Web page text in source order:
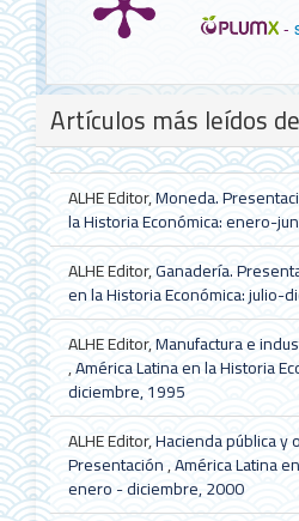
-
Detalles
del
artículo
Artículos más leídos
ALHE Editor,Moneda.
la Historia Económica: enero-
ALHE Editor,Ganadería.
en la Historia Económica: julio-
ALHE Editor,Manufactura e
,América Latina en la Historia
diciembre, 1995
ALHE Editor,Hacienda pública y
Presentación,América Latina
enero - diciembre, 2000